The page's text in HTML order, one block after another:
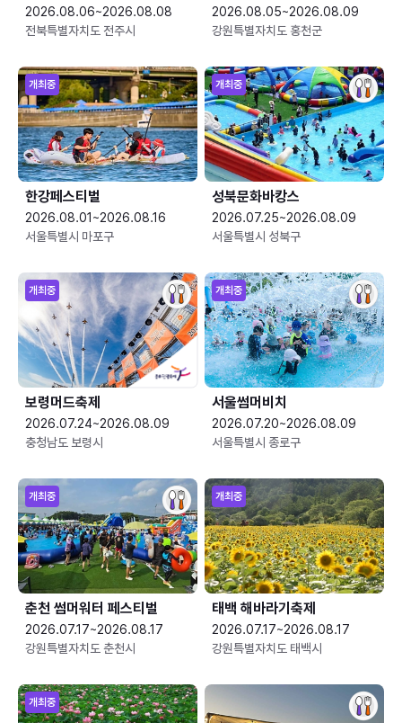
2026.08.06~2026.08.08
전북특별자치도 전주시
2026.08.05~2026.08.09
강원특별자치도 홍천군
개최중
한강페스티벌
2026.08.01~2026.08.16
서울특별시 마포구
개최중
성북문화바캉스
2026.07.25~2026.08.09
서울특별시 성북구
개최중
보령머드축제
2026.07.24~2026.08.09
충청남도 보령시
개최중
서울썸머비치
2026.07.20~2026.08.09
서울특별시 종로구
개최중
춘천 썸머워터 페스티벌
2026.07.17~2026.08.17
강원특별자치도 춘천시
개최중
태백 해바라기축제
2026.07.17~2026.08.17
강원특별자치도 태백시
개최중